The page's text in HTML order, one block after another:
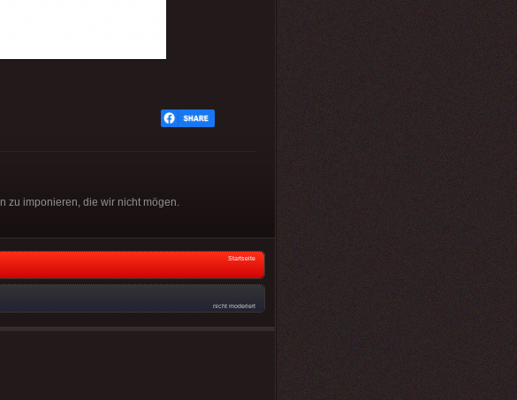
zu imponieren, die wir nicht mögen.
Startseite
nicht moderiert